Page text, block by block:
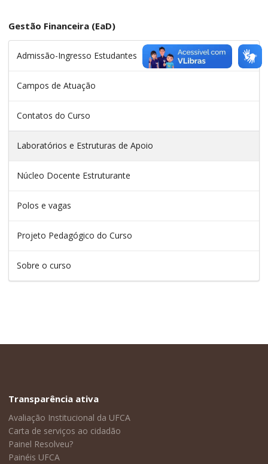
Gestão Financeira (EaD)
Admissão-Ingresso Estudantes
Campos de Atuação
Contatos do Curso
Laboratórios e Estruturas de Apoio
Núcleo Docente Estruturante
Polos e vagas
Projeto Pedagógico do Curso
Sobre o curso
Transparência ativa
Avaliação Institucional da UFCA
Carta de serviços ao cidadão
Painel Resolveu?
Painéis UFCA